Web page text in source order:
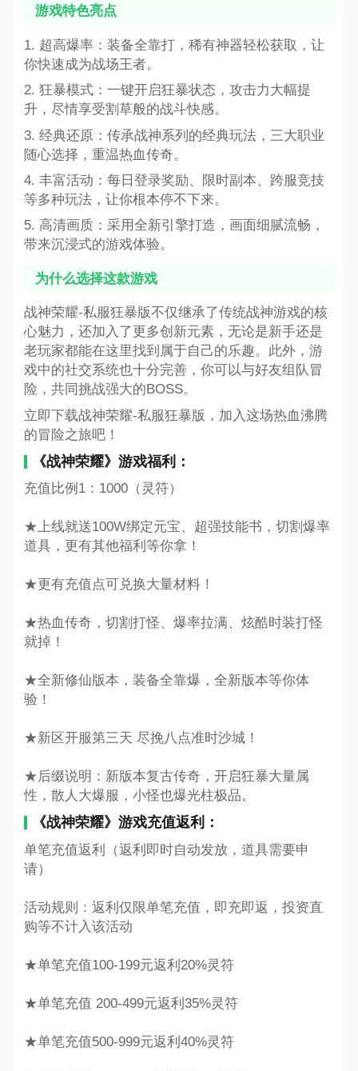
游戏特色亮点
1. 超高爆率：装备全靠打，稀有神器轻松获取，让
你快速成为战场王者。
2. 狂暴模式：一键开启狂暴状态，攻击力大幅提
升，尽情享受割草般的战斗快感。
3. 经典还原：传承战神系列的经典玩法，三大职业
随心选择，重温热血传奇。
4. 丰富活动：每日登录奖励、限时副本、跨服竞技
等多种玩法，让你根本停不下来。
5. 高清画质：采用全新引擎打造，画面细腻流畅，
带来沉浸式的游戏体验。
为什么选择这款游戏
战神荣耀-私服狂暴版不仅继承了传统战神游戏的核
心魅力，还加入了更多创新元素，无论是新手还是
老玩家都能在这里找到属于自己的乐趣。此外，游
戏中的社交系统也十分完善，你可以与好友组队冒
险，共同挑战强大的BOSS。
立即下载战神荣耀-私服狂暴版，加入这场热血沸腾
的冒险之旅吧！
《战神荣耀》游戏福利：
充值比例1：1000（灵符）
★上线就送100W绑定元宝、超强技能书，切割爆率
道具，更有其他福利等你拿！
★更有充值点可兑换大量材料！
★热血传奇，切割打怪、爆率拉满、炫酷时装打怪
就掉！
★全新修仙版本，装备全靠爆，全新版本等你体
验！
★新区开服第三天 尽挽八点准时沙城！
★后缀说明：新版本复古传奇，开启狂暴大量属
性，散人大爆服，小怪也爆光柱极品。
《战神荣耀》游戏充值返利：
单笔充值返利（返利即时自动发放，道具需要申
请）
活动规则：返利仅限单笔充值，即充即返，投资直
购等不计入该活动
★单笔充值100-199元返利20%灵符
★单笔充值 200-499元返利35%灵符
★单笔充值500-999元返利40%灵符